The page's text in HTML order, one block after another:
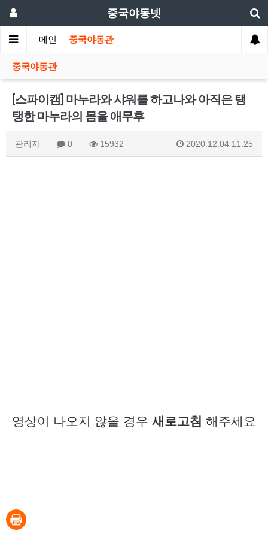
중국야동넷
메인 중국야동관
중국야동관
[스파이캠] 마누라와 샤워를 하고나와 아직은 탱
탱한 마누라의 몸을 애무후
관리자 0 15932 2020.12.04 11:25
영상이 나오지 않을 경우 새로고침 해주세요